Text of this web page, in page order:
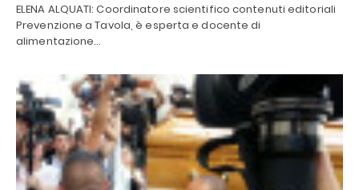
ELENA ALQUATI: Coordinatore scientifico contenuti editoriali
Prevenzione a Tavola, è esperta e docente di
alimentazione…